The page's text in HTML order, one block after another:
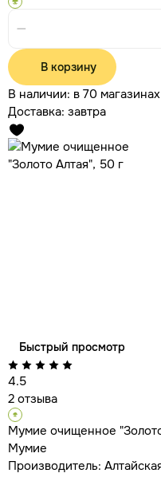
В корзину
В наличии: в 70 магазинах
Доставка: завтра
Быстрый просмотр
4.5
2 отзыва
Мумие очищенное
Мумие
Производитель: